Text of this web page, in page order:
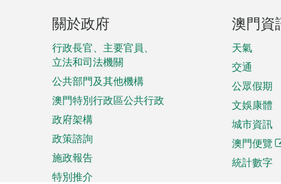
頁
腳
菜
單
關於政府
行政長官、主要官員、
立法和司法機關
公共部門及其他機構
澳門特別行政區公共行政
政府架構
政策諮詢
施政報告
特別推介
澳門資
天氣
交通
公眾假期
文娛康體
城市資訊
澳門便覽
統計數字